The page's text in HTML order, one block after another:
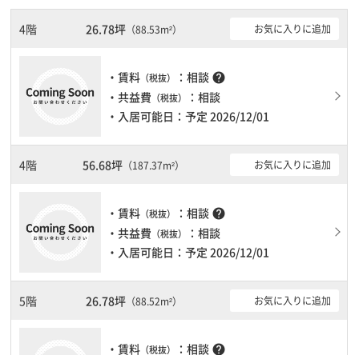
利用可能になりますので時間帯を気にせず利用できます。駐車場も
ありますので、車を利用されるお客様には使いやすいです。１フロ
4階 26.78坪（88.53m²） お気に入りに追加
・賃料 （税抜） ：相談 help
・共益費 （税抜）
：相談
・入居可能日：予定 2026/12/01
4階 56.68坪 （187.37m²） お気に入りに追加
・賃料 （税抜） ：相談 help
・共益費 （税抜）
：相談
・入居可能日：予定 2026/12/01
5階 26.78坪（88.52m²） お気に入りに追加
・賃料 （税抜） ：相談 help